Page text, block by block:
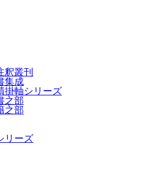
叢刊
集成
軸シリーズ
之部
之部
リーズ